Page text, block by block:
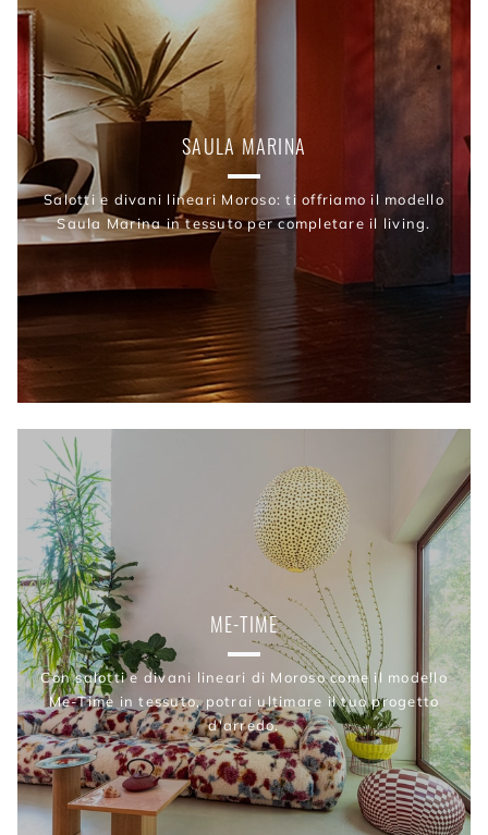
SAULA MARINA
Salotti e divani lineari Moroso: ti offriamo il modello
Saula Marina in tessuto per completare il living.
ME-TIME
Con salotti e divani lineari di Moroso come il modello
Me-Time in tessuto, potrai ultimare il tuo progetto
d'arredo.